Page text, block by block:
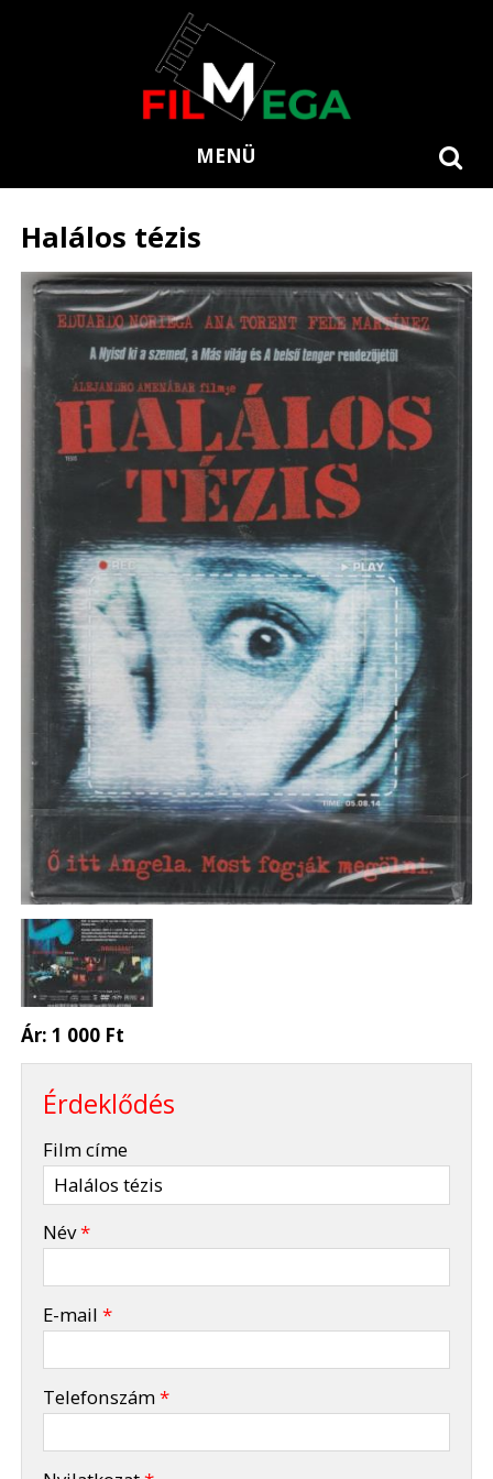
MENÜ
Halálos tézis
Ár:1 000 Ft
Érdeklődés
Film címe
Név*
E-mail*
Telefonszám*